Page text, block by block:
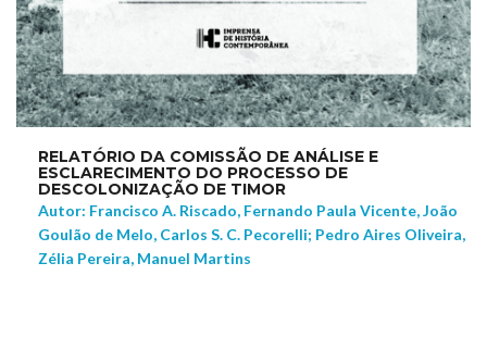
RELATÓRIO DA COMISSÃO DE ANÁLISE E
ESCLARECIMENTO DO PROCESSO DE
DESCOLONIZAÇÃO DE TIMOR
Autor: Francisco A. Riscado, Fernando Paula Vicente, João
Goulão de Melo, Carlos S. C. Pecorelli; Pedro Aires Oliveira,
Zélia Pereira, Manuel Martins